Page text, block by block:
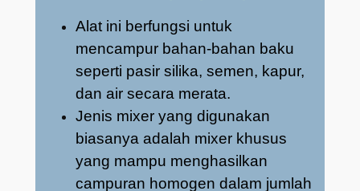
Alat ini berfungsi untuk
mencampur bahan-bahan baku
seperti pasir silika, semen, kapur,
dan air secara merata.
Jenis mixer yang digunakan
biasanya adalah mixer khusus
yang mampu menghasilkan
campuran homogen dalam jumlah